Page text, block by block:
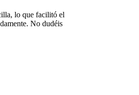
lo que facilitó el
No dudéis